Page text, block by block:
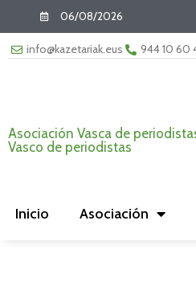
06/08/2026
info@kazetariak.eus 944 10 60
Asociación Vasca de
Vasco de periodistas
Inicio Asociación